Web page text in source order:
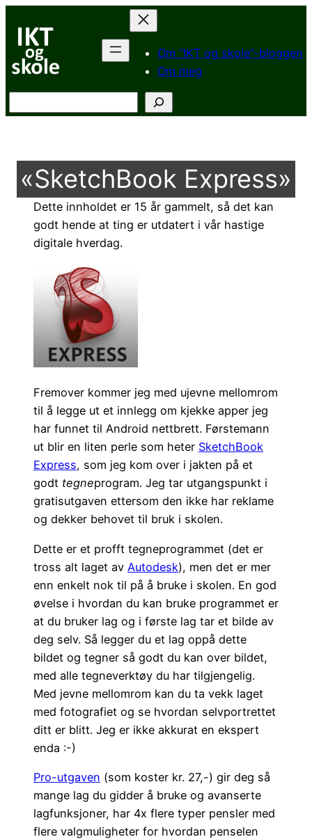
innhold
Om “IKT og skole”-bloggen
Om meg
«SketchBook Express»
Dette innholdet er 15 år gammelt, så det kan
godt hende at ting er utdatert i vår hastige
digitale hverdag.
Fremover kommer jeg med ujevne mellomrom
til å legge ut et innlegg om kjekke apper jeg
har funnet til Android nettbrett. Førstemann
ut blir en liten perle som heter SketchBook
Express, som jeg kom over i jakten på et
godt tegneprogram. Jeg tar utgangspunkt i
gratisutgaven ettersom den ikke har reklame
og dekker behovet til bruk i skolen.
Dette er et profft tegneprogrammet (det er
tross alt laget av Autodesk), men det er mer
enn enkelt nok til på å bruke i skolen. En god
øvelse i hvordan du kan bruke programmet er
at du bruker lag og i første lag tar et bilde av
deg selv. Så legger du et lag oppå dette
bildet og tegner så godt du kan over bildet,
med alle tegneverktøy du har tilgjengelig.
Med jevne mellomrom kan du ta vekk laget
med fotografiet og se hvordan selvportrettet
ditt er blitt. Jeg er ikke akkurat en ekspert
enda :-)
Pro-utgaven (som koster kr. 27,-) gir deg så
mange lag du gidder å bruke og avanserte
lagfunksjoner, har 4x flere typer pensler med
flere valgmuligheter for hvordan penselen